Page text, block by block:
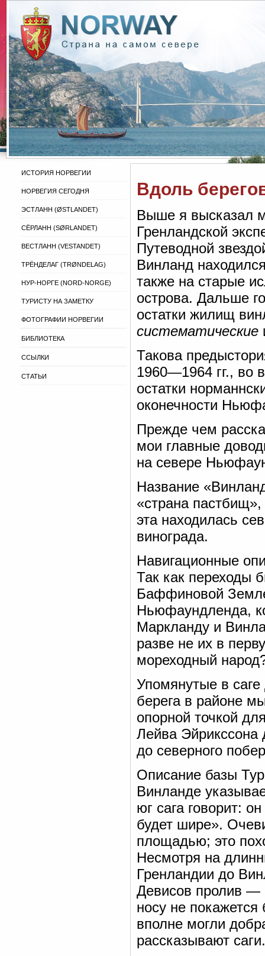
ИСТОРИЯ НОРВЕГИИ
НОРВЕГИЯ СЕГОДНЯ
ЭСТЛАНН (ØSTLANDET)
СЁРЛАНН (SØRLANDET)
ВЕСТЛАНН (VESTANDET)
ТРЁНДЕЛАГ (TRØNDELAG)
НУР-НОРГЕ (NORD-NORGE)
ТУРИСТУ НА ЗАМЕТКУ
ФОТОГРАФИИ НОРВЕГИИ
БИБЛИОТЕКА
ССЫЛКИ
СТАТЬИ
Вдоль
Выше я высказал
Гренландской
Путеводной
Винланд
также на старые
острова. Дальше
остатки жилищ
систематические
Такова
1960—1964 гг., во
остатки
оконечности
Прежде чем
мои главные
на севере
Название
«страна
эта находилась
винограда.
Навигационные
Так как переходы
Баффиновой
Ньюфаундленда,
Маркланду и
разве не их в
мореходный
Упомянутые в
берега в районе
опорной точкой
Лейва Эйрикссона
до северного
Описание базы
Винланде
юг сага говорит:
будет шире».
площадью; это
Несмотря на
Гренландии до
Девисов пролив —
носу не
вполне могли
рассказывают саги.